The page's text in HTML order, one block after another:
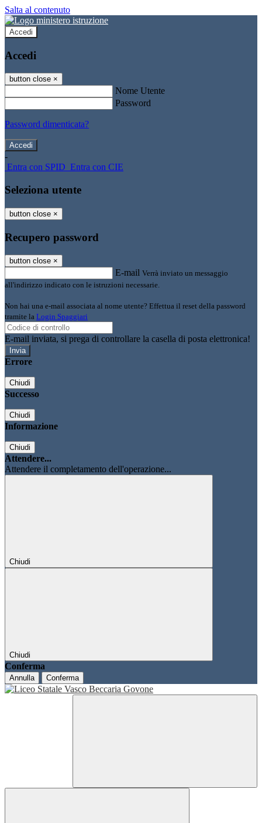
Salta al contenuto
Accedi
Accedi
button close ×
Nome Utente
Password
Password dimenticata?
-
Entra con SPID Entra con CIE
Seleziona utente
button close ×
Recupero password
button close ×
E-mail Verrà inviato un messaggio
all'indirizzo indicato con le istruzioni necessarie.
Non hai una e-mail associata al nome utente? Effettua il reset della password
tramite la Login Spaggiari
E-mail inviata, si prega di controllare la casella di posta elettronica!
Errore
Chiudi
Successo
Chiudi
Informazione
Chiudi
Attendere...
Attendere il completamento dell'operazione...
Chiudi
Chiudi
Conferma
Annulla Conferma